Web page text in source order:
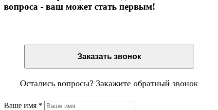
вопроса - ваш может стать первым!
Заказать звонок
Остались вопросы? Закажите обратный звонок
Ваше имя *